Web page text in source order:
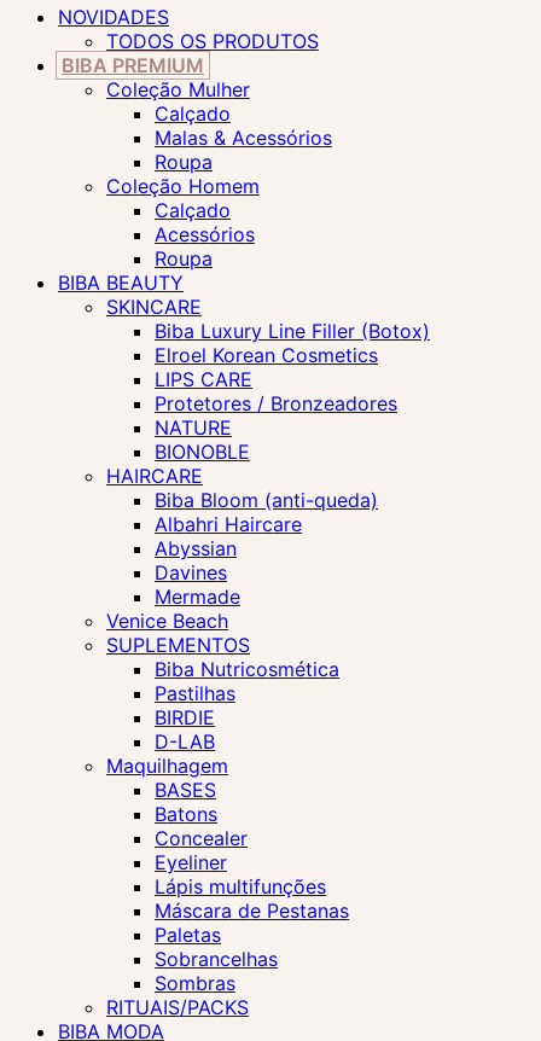
NOVIDADES
TODOS OS PRODUTOS
BIBA PREMIUM
Coleção Mulher
Calçado
Malas & Acessórios
Roupa
Coleção Homem
Calçado
Acessórios
Roupa
BIBA BEAUTY
SKINCARE
Biba Luxury Line Filler (Botox)
Elroel Korean Cosmetics
LIPS CARE
Protetores / Bronzeadores
NATURE
BIONOBLE
HAIRCARE
Biba Bloom (anti-queda)
Albahri Haircare
Abyssian
Davines
Mermade
Venice Beach
SUPLEMENTOS
Biba Nutricosmética
Pastilhas
BIRDIE
D-LAB
Maquilhagem
BASES
Batons
Concealer
Eyeliner
Lápis multifunções
Máscara de Pestanas
Paletas
Sobrancelhas
Sombras
RITUAIS/PACKS
BIBA MODA